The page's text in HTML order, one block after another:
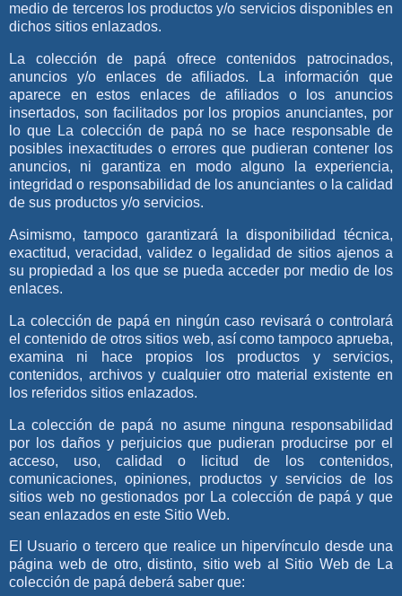
medio de terceros los productos y/o servicios disponibles en
dichos sitios enlazados.
La colección de papá ofrece contenidos patrocinados,
anuncios y/o enlaces de afiliados. La información que
aparece en estos enlaces de afiliados o los anuncios
insertados, son facilitados por los propios anunciantes, por
lo que La colección de papá no se hace responsable de
posibles inexactitudes o errores que pudieran contener los
anuncios, ni garantiza en modo alguno la experiencia,
integridad o responsabilidad de los anunciantes o la calidad
de sus productos y/o servicios.
Asimismo, tampoco garantizará la disponibilidad técnica,
exactitud, veracidad, validez o legalidad de sitios ajenos a
su propiedad a los que se pueda acceder por medio de los
enlaces.
La colección de papá en ningún caso revisará o controlará
el contenido de otros sitios web, así como tampoco aprueba,
examina ni hace propios los productos y servicios,
contenidos, archivos y cualquier otro material existente en
los referidos sitios enlazados.
La colección de papá no asume ninguna responsabilidad
por los daños y perjuicios que pudieran producirse por el
acceso, uso, calidad o licitud de los contenidos,
comunicaciones, opiniones, productos y servicios de los
sitios web no gestionados por La colección de papá y que
sean enlazados en este Sitio Web.
El Usuario o tercero que realice un hipervínculo desde una
página web de otro, distinto, sitio web al Sitio Web de La
colección de papá deberá saber que: